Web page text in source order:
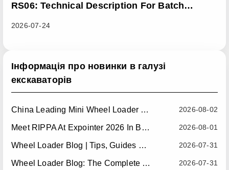
RS06: Technical Description For Batch
2026-07-24
Інформація про новинки в галузі
екскаваторів
2026-08-02
China Leading Mini Wheel Loader Supplier: Reliable Compact Wheel Loaders For Global Markets
2026-08-01
Meet RIPPA At Expointer 2026 In Brazil
2026-07-31
Wheel Loader Blog | Tips, Guides & Attachments
2026-07-31
Wheel Loader Blog: The Complete Guide To Wheel Loaders For Construction, Agriculture, And Material Handling